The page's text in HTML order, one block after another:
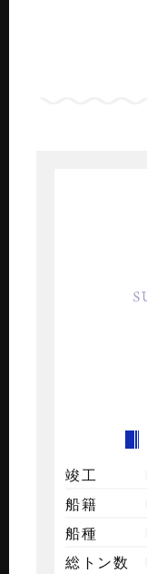
竣工
船籍
船種
総トン数